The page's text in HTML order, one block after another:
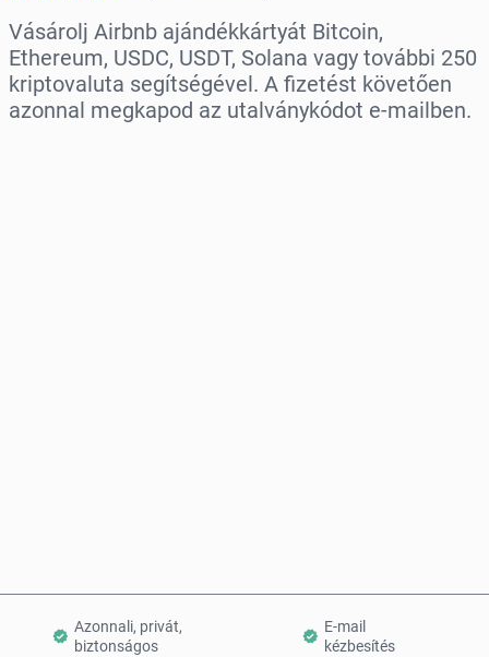
Vásárolj Airbnb ajándékkártyát Bitcoin,
Ethereum, USDC, USDT, Solana vagy további 250
kriptovaluta segítségével. A fizetést követően
azonnal megkapod az utalványkódot e-mailben.
Azonnali, privát,
biztonságos
E-mail
kézbesítés